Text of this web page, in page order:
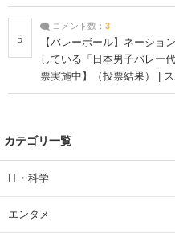
5
コメント数： 3
【バレーボール】ネーショ
している「日本男子バレー
票実施中】（投票結果） |
カテゴリ一覧
IT・科学
エンタメ